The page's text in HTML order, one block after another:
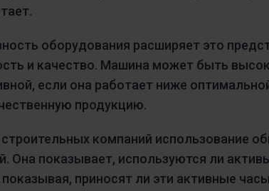
оборудования расширяет это
и качество. Машина может быть
если она работает ниже
продукцию.
строительных компаний использование
Она показывает, используются ли
показывая, приносят ли эти активные